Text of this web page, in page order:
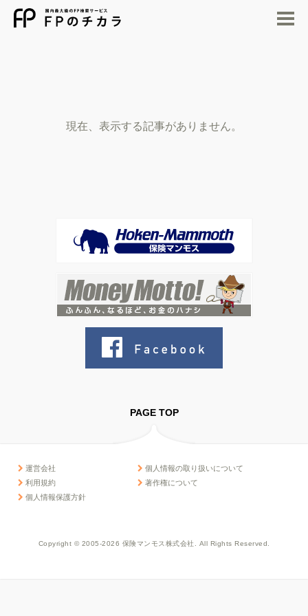
現在、表示する記事がありません。
PAGE TOP
運営会社
利用規約
個人情報保護方針
個人情報の取り扱いについて
著作権について
Copyright © 2005-2026 保険マンモス株式会社. All Rights Reserved.